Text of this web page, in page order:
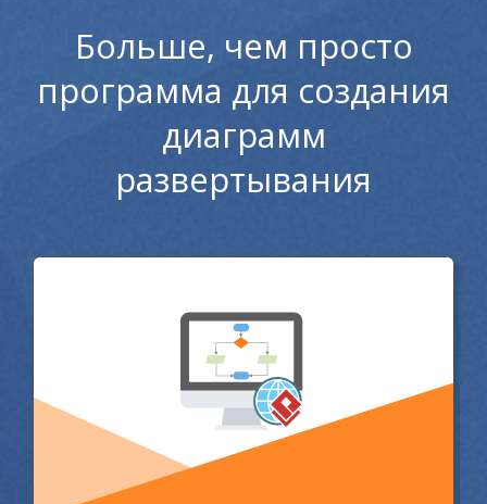
Больше, чем просто
программа для создания
диаграмм
развертывания